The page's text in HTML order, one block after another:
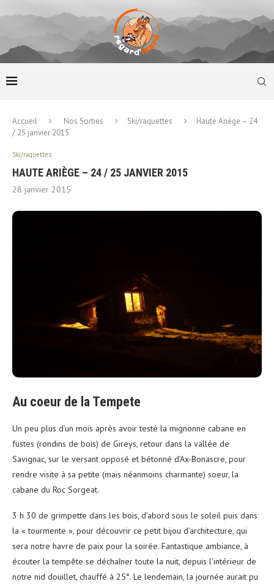
Accueil Nos Sorties Ski/raquettes
Haute Ariège – 24
/ 25 janvier 2015
Ski/raquettes
HAUTE ARIÈGE – 24 / 25 JANVIER 2015
28 janvier 2015
Au coeur de la Tempete
Un peu plus d’un mois après avoir testé la mignonne cabane en
fustes (rondins de bois) de Gireys, retour dans la vallée de
Savignac, sur le versant opposé et bétonné d’Ax-Bonascre, pour
rendre visite à sa petite (mais néanmoins charmante) soeur, la
cabane du Roc Sorgeat.
3 h 30 de grimpette dans les bois, d’abord sous le soleil puis dans
la « tourmente », pour découvrir ce petit bijou d’architecture, qui
sera notre havre de paix pour la soirée. Fantastique ambiance, à
écouter la tempête se déchaîner toute la nuit, depuis l’intérieur de
notre nid douillet, chauffé à 25°. Le lendemain, la journée aurait pu